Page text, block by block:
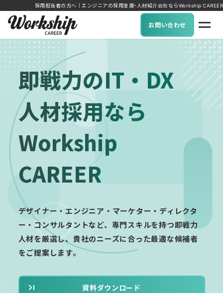
採用担当者の方へ｜エンジニアの採用支援・人材紹介会社ならWorkship CAREER
お問い合わせ
即戦力のIT・DX
人材採用なら
Workship
CAREER
デザイナー・エンジニア・マーケター・ディレクタ
ー・コンサルタントなど、専門スキルを持つ即戦力
人材を厳選し、貴社のニーズに合った最適な候補者
をご提案します。
資料ダウンロード